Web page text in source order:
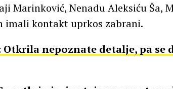
Marinković, Nenadu Aleksiću Ša,
imali kontakt uprkos zabrani.
Otkrila nepoznate detalje, pa se